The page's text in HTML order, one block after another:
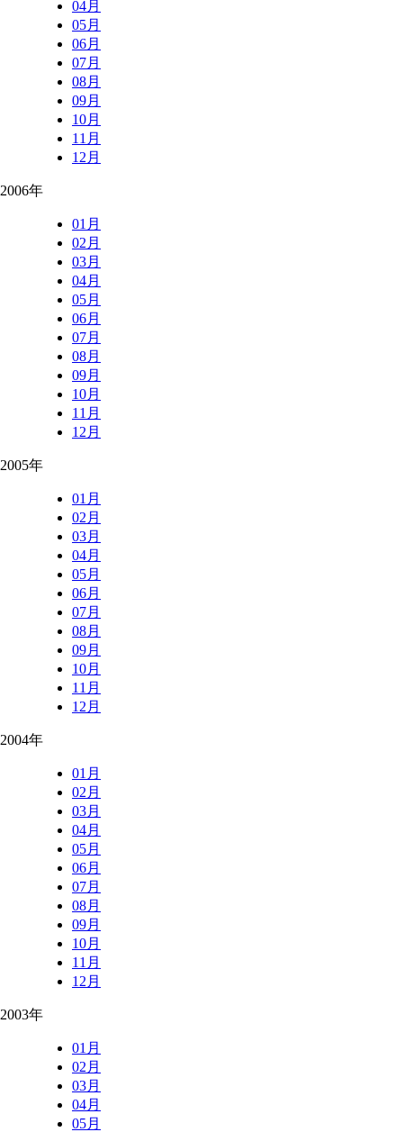
04月
05月
06月
07月
08月
09月
10月
11月
12月
2006年
01月
02月
03月
04月
05月
06月
07月
08月
09月
10月
11月
12月
2005年
01月
02月
03月
04月
05月
06月
07月
08月
09月
10月
11月
12月
2004年
01月
02月
03月
04月
05月
06月
07月
08月
09月
10月
11月
12月
2003年
01月
02月
03月
04月
05月